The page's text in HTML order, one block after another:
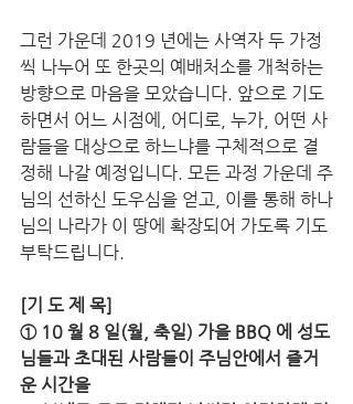
그런 가운데 2019 년에는 사역자 두 가정
씩 나누어 또 한곳의 예배처소를 개척하는
방향으로 마음을 모았습니다. 앞으로 기도
하면서 어느 시점에, 어디로, 누가, 어떤 사
람들을 대상으로 하느냐를 구체적으로 결
정해 나갈 예정입니다. 모든 과정 가운데 주
님의 선하신 도우심을 얻고, 이를 통해 하나
님의 나라가 이 땅에 확장되어 가도록 기도
부탁드립니다.
[기 도 제 목]
① 10 월 8 일(월, 축일) 가을 BBQ 에 성도
님들과 초대된 사람들이 주님안에서 즐거
운 시간을